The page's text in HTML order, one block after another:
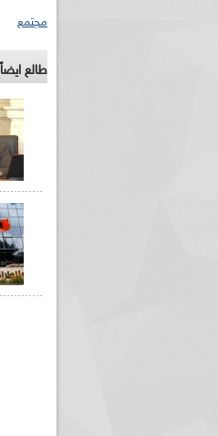
مجتمع
طالع ايضاً